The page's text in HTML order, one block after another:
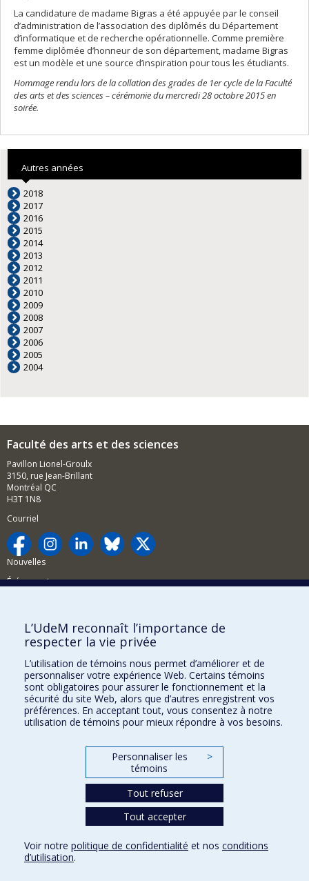
La candidature de madame Bigras a été appuyée par le conseil
d’administration de l’association des diplômés du Département
d’informatique et de recherche opérationnelle. Comme première
femme diplômée d’honneur de son département, madame Bigras
est un modèle et une source d’inspiration pour tous les étudiants.
Hommage rendu lors de la collation des grades de 1er cycle de la Faculté
des arts et des sciences – cérémonie du mercredi 28 octobre 2015 en
soirée.
Autres années
2018
2017
2016
2015
2014
2013
2012
2011
2010
2009
2008
2007
2006
2005
2004
Faculté des arts et des sciences
Pavillon Lionel-Groulx
3150, rue Jean-Brillant
Montréal QC
H3T 1N8
Courriel
Nouvelles
Événements
BESOIN D'AIDE?
Plan du site
Signaler une erreur
Accessibilité
FACULTÉ DES ARTS ET DES SCIENCES
Nos programmes et cours
Conditions d’utilisation
Paramètres des témoins
L’UdeM reconnaît l’importance de
respecter la vie privée
L’utilisation de témoins nous permet d’améliorer et de
personnaliser votre expérience Web. Certains témoins
sont obligatoires pour assurer le fonctionnement et la
sécurité du site Web, alors que d’autres enregistrent vos
préférences. En acceptant tout, vous consentez à notre
utilisation de témoins pour mieux répondre à vos besoins.
Personnaliser les
témoins
>
Tout refuser
Tout accepter
Voir notre politique de confidentialité et nos conditions
d’utilisation.